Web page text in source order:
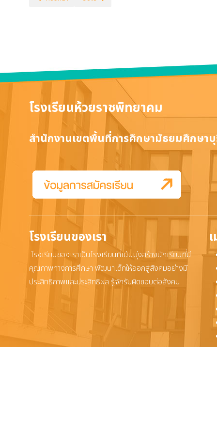
โรงเรียนห้วยราชพิทยาคม
สำนักงานเขตพื้นที่การศึกษามัธยมศึกษา
โรงเรียนของเรา
โรงเรียนของเราเป็นโรงเรียนที่เน้นมุ่งสร้างนักเรียนที่มี
คุณภาพทางการศึกษา พัฒนาเด็กให้ออกสู่สังคมอย่างมี
ประสิทธิภาพและประสิทธิผล รู้จักรับผิดชอบต่อสังคม